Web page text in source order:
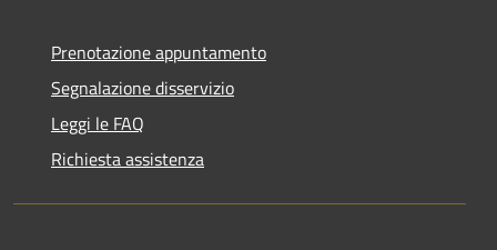
Prenotazione appuntamento
Segnalazione disservizio
Leggi le FAQ
Richiesta assistenza